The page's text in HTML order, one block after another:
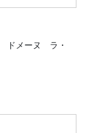
ドメーヌ ラ・